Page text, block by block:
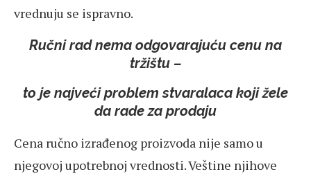
vrednuju se ispravno.
Ručni rad nema odgovarajuću cenu na
tržištu –
to je najveći problem stvaralaca koji žele
da rade za prodaju
Cena ručno izrađenog proizvoda nije samo u
njegovoj upotrebnoj vrednosti. Veštine njihove